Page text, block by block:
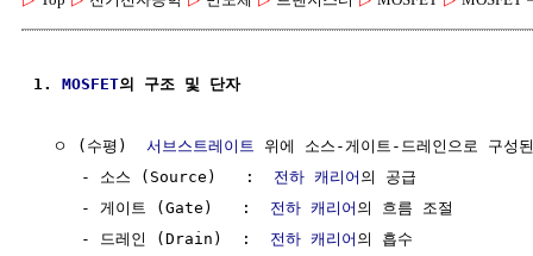
1. MOSFET의 구조 및 단자
  ㅇ (수평)
서브스트레이트
위에 소스-게이트-드레인으로 구
     - 소스 (Source)   :
전하 캐리어 의 공급
     - 게이트 (Gate)   :
전하 캐리어 의 흐름 조절
     - 드레인 (Drain)  :
전하 캐리어 의 흡수